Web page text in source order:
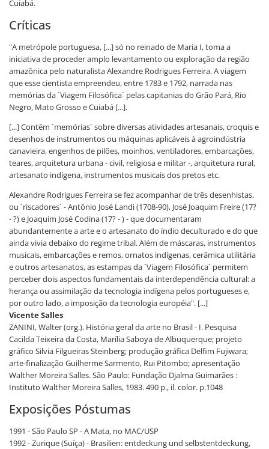
Cuiabá.
Críticas
"A metrópole portuguesa, [...] só no reinado de Maria I, toma a
iniciativa de proceder amplo levantamento ou exploração da região
amazônica pelo naturalista Alexandre Rodrigues Ferreira. A viagem
que esse cientista empreendeu, entre 1783 e 1792, narrada nas
memórias da ´Viagem Filosófica´ pelas capitanias do Grão Pará, Rio
Negro, Mato Grosso e Cuiabá [...].
[...] Contêm ´memórias´ sobre diversas atividades artesanais, croquis e
desenhos de instrumentos ou máquinas aplicáveis à agroindústria
canavieira, engenhos de pilões, moinhos, ventiladores, embarcações,
teares, arquitetura urbana - civil, religiosa e militar -, arquitetura rural,
artesanato indígena, instrumentos musicais dos pretos etc.
Alexandre Rodrigues Ferreira se fez acompanhar de três desenhistas,
ou ´riscadores´ - Antônio José Landi (1708-90), José Joaquim Freire (17?
- ?) e Joaquim José Codina (17? - ) - que documentaram
abundantemente a arte e o artesanato do índio deculturado e do que
ainda vivia debaixo do regime tribal. Além de máscaras, instrumentos
musicais, embarcações e remos, ornatos indígenas, cerâmica utilitária
e outros artesanatos, as estampas da ´Viagem Filosófica´ permitem
perceber dois aspectos fundamentais da interdependência cultural: a
herança ou assimilação da tecnologia indígena pelos portugueses e,
por outro lado, a imposição da tecnologia européia". [...]
Vicente Salles
ZANINI, Walter (org.). História geral da arte no Brasil - I. Pesquisa
Cacilda Teixeira da Costa, Marília Saboya de Albuquerque; projeto
gráfico Silvia Filgueiras Steinberg; produção gráfica Delfim Fujiwara;
arte-finalização Guilherme Sarmento, Rui Pitombo; apresentação
Walther Moreira Salles. São Paulo: Fundação Djalma Guimarães :
Instituto Walther Moreira Salles, 1983. 490 p., il. color. p.1048
Exposições Póstumas
1991 - São Paulo SP - A Mata, no MAC/USP
1992 - Zurique (Suíça) - Brasilien: entdeckung und selbstentdeckung,